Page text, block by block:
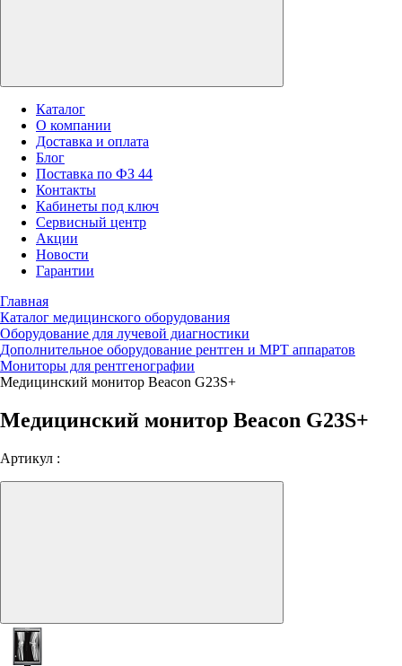
Каталог
О компании
Доставка и оплата
Блог
Поставка по ФЗ 44
Контакты
Кабинеты под ключ
Сервисный центр
Акции
Новости
Гарантии
Главная
Каталог медицинского оборудования
Оборудование для лучевой диагностики
Дополнительное оборудование рентген и МРТ аппаратов
Мониторы для рентгенографии
Медицинский монитор Beacon G23S+
Медицинский монитор Beacon G23S+
Артикул :